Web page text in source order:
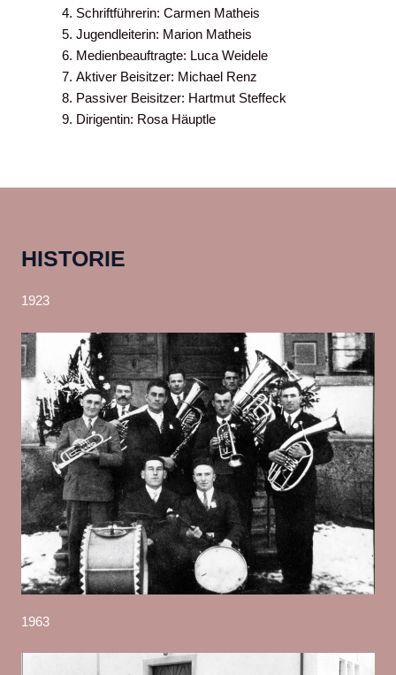
Schriftführerin: Carmen Matheis
Jugendleiterin: Marion Matheis
Medienbeauftragte: Luca Weidele
Aktiver Beisitzer: Michael Renz
Passiver Beisitzer: Hartmut Steffeck
Dirigentin: Rosa Häuptle
HISTORIE
1923
1963